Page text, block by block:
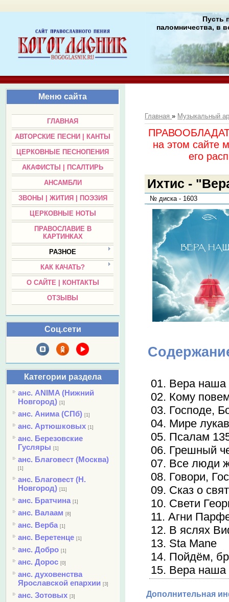
Пусть
паломничества, в
Меню сайта
ГЛАВНАЯ
АВТОРСКИЕ ПЕСНИ | КАНТЫ
ЦЕРКОВНЫЕ ПЕСНОПЕНИЯ
АКАФИСТЫ | ПСАЛТИРЬ
АНСАМБЛИ
ЗВОНЫ | ЖИТИЯ | ПОЭЗИЯ
ЦЕРКОВНЫЕ НОТЫ
ПРАВОСЛАВИЕ В
КАРТИНКАХ
РАЗНОЕ
КАК КАЧАТЬ?
О САЙТЕ | КОНТАКТЫ
ОТЗЫВЫ
Соц.сети
Категории раздела
анс. ANIMA (Нижний
Новгород) [1]
анс. Анима (СПб) [1]
анс. Артюшковых [1]
анс. Березовские
Гусляры [1]
анс. Благовест (Москва)
[1]
анс. Благовест (Н.
Новгород) [11]
анс. Братчина [1]
анс. Валаам [8]
анс. Верба [1]
анс. Веретенце [1]
анс. Добро [1]
анс. Дорос [0]
анс. духовенства
Ярославской епархии [3]
анс. Зотовых [3]
Главная» Музыкальный
на этом сайте
его
Ихтис -
№ диска - 1603
01. Вера наша
02. Кому
03. Господе,
04. Мире
05. Псалам
06. Грешный
07. Все люди
08. Говори,
09. Сказ о
10. Свети
11. Агни
12. В яслях
13. Sta Mane
14. Пойдём,
15. Вера наша
Дополнительная